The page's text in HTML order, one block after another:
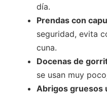
día.
Prendas con
seguridad, evita
cuna.
Docenas de
se usan muy
Abrigos gruesos